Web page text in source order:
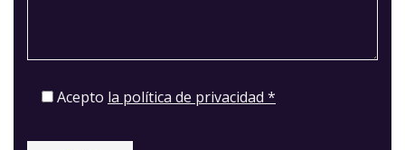
Acepto la política de privacidad *